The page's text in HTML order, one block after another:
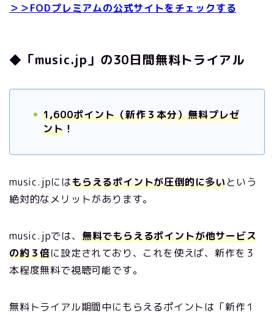
＞＞FODプレミアムの公式サイトをチェックする
◆「music.jp」の30日間無料トライアル
1,600ポイント（新作３本分）無料プレゼ
ント ！
music.jpにはもらえるポイントが圧倒的に多いという
絶対的なメリットがあります。
music.jpでは、 無料でもらえるポイントが他サービス
の約３倍に設定されており、これを使えば、新作を３
本程度無料で視聴可能です。
無料トライアル期間中にもらえるポイントは「新作１